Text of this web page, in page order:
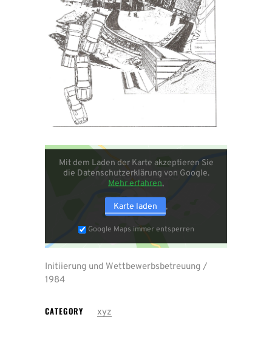
Mit dem Laden der Karte akzeptieren Sie
die Datenschutzerklärung von Google.
Mehr erfahren
Karte laden
Google Maps immer entsperren
Initiierung und Wettbewerbsbetreuung /
1984
CATEGORY xyz